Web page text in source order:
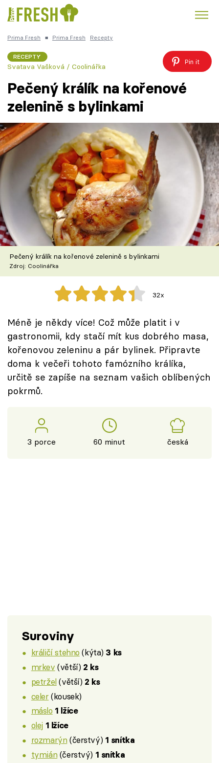
Česká kuchyně Čokoláda
Témata
Recepty
Články
TV Program
Škola vaření
Recepty z TV
Speciál: Cuketa
Těhotnej kuchař
Sledujte prima+
Přihlášení
Sledujte nás
Prima Fresh ■ Prima Fresh Recepty
RECEPTY
Svatava Vašková / Coolinářka
Pin it
Pečený králík na kořenové
zelenině s bylinkami
Pečený králík na kořenové zelenině s bylinkami
Zdroj: Coolinářka
32x
Méně je někdy více! Což může platit i v
gastronomii, kdy stačí mít kus dobrého masa,
kořenovou zeleninu a pár bylinek. Připravte
doma k večeři tohoto famózního králíka,
určitě se zapíše na seznam vašich oblíbených
pokrmů.
3 porce 60 minut česká
Suroviny
králičí stehno (kýta) 3 ks
mrkev (větší) 2 ks
petržel(větší) 2 ks
celer(kousek)
máslo 1 lžíce
olej 1 lžíce
rozmarýn(čerstvý) 1 snítka
tymián(čerstvý) 1 snítka